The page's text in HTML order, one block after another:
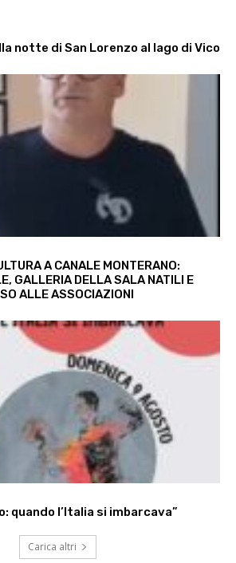
notte di San Lorenzo al lago di Vico
A CANALE MONTERANO:
GALLERIA DELLA SALA NATILI E
ALLE ASSOCIAZIONI
quando l’Italia si imbarcava”
Carica altri